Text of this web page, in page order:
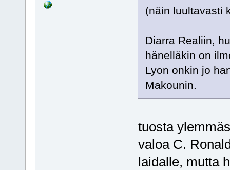
(näin luultavasti
Diarra Realiin,
hänelläkin on
Lyon onkin jo
Makounin.
tuosta
valoa C.
laidalle, mutta